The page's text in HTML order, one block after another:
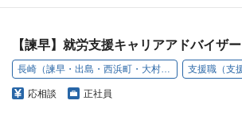
【諫早】就労支援キャリアアドバイザー
長崎（諫早・出島・西浜町・大村・西本町）
応相談 正社員